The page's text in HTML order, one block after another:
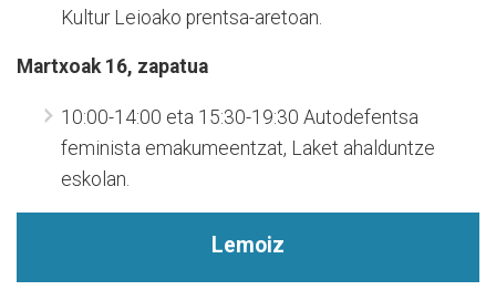
Kultur Leioako prentsa-aretoan.
Martxoak 16, zapatua
10:00-14:00 eta 15:30-19:30 Autodefentsa
feminista emakumeentzat, Laket ahalduntze
eskolan.
Lemoiz